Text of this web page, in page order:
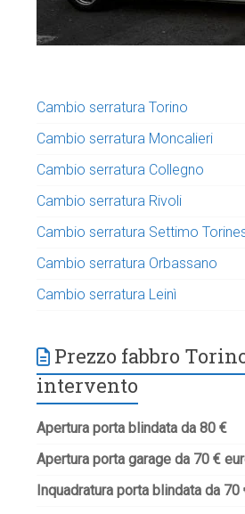
Cambio serratura Torino
Cambio serratura Moncalieri
Cambio serratura Collegno
Cambio serratura Rivoli
Cambio serratura Settimo
Cambio serratura Orbassano
Cambio serratura Leinì
Prezzo fabbro
intervento
Apertura porta blindata da 80 €
Apertura porta garage da 70 €
Inquadratura porta blindata da 70